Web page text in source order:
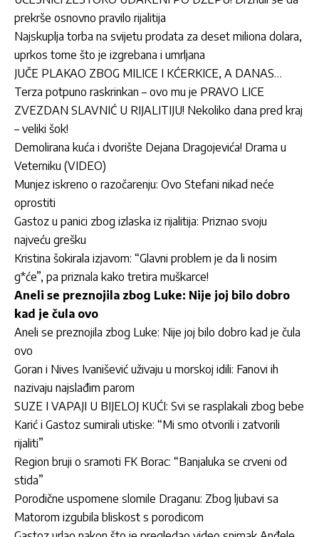
prekrše osnovno pravilo rijalitija
Najskuplja torba na svijetu prodata za deset miliona dolara,
uprkos tome što je izgrebana i umrljana
JUČE PLAKAO ZBOG MILICE I KĆERKICE, A DANAS…
Terza potpuno raskrinkan – ovo mu je PRAVO LICE
ZVEZDAN SLAVNIĆ U RIJALITIJU! Nekoliko dana pred kraj
– veliki šok!
Demolirana kuća i dvorište Dejana Dragojevića! Drama u
Veterniku (VIDEO)
Munjez iskreno o razočarenju: Ovo Stefani nikad neće
oprostiti
Gastoz u panici zbog izlaska iz rijalitija: Priznao svoju
najveću grešku
Kristina šokirala izjavom: “Glavni problem je da li nosim
g*će”, pa priznala kako tretira muškarce!
Aneli se preznojila zbog Luke: Nije joj bilo dobro
kad je čula ovo
Aneli se preznojila zbog Luke: Nije joj bilo dobro kad je čula
ovo
Goran i Nives Ivanišević uživaju u morskoj idili: Fanovi ih
nazivaju najslađim parom
SUZE I VAPAJI U BIJELOJ KUĆI: Svi se rasplakali zbog bebe
Karić i Gastoz sumirali utiske: “Mi smo otvorili i zatvorili
rijaliti”
Region bruji o sramoti FK Borac: “Banjaluka se crveni od
stida”
Porodične uspomene slomile Draganu: Zbog ljubavi sa
Matorom izgubila bliskost s porodicom